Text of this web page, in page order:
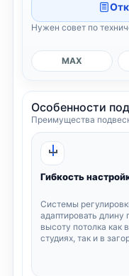
Нужен совет по
MAX
Особенности
Преимущества
Гибкость
Системы
адаптировать длину
высоту потолка как
студиях, так и в